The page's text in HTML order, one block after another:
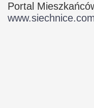
Portal